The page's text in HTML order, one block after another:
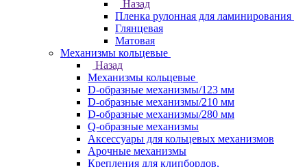
Назад
Пленка рулонная для ламинирования
Глянцевая
Матовая
Механизмы кольцевые
Назад
Механизмы кольцевые
D-образные механизмы/123 мм
D-образные механизмы/210 мм
D-образные механизмы/280 мм
Q-образные механизмы
Аксессуары для кольцевых механизмов
Арочные механизмы
Крепления для клипбордов,